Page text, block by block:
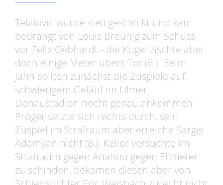
Telalovic wurde steil geschickt und kam
bedrängt von Louis Breunig zum Schuss
vor Felix Gebhardt - die Kugel zischte aber
doch einige Meter übers Tor (6.). Beim
Jahn sollten zunächst die Zuspiele auf
schwierigem Geläuf im Ulmer
Donaustadion nocht genau ankommen -
Pröger setzte sich rechts durch, sein
Zuspiel im Strafraum aber erreiche Sargis
Adamyan nicht (8.). Keller versuchte im
Strafraum gegen Ananou gegen Elfmeter
zu schinden, bekamen diesen aber von